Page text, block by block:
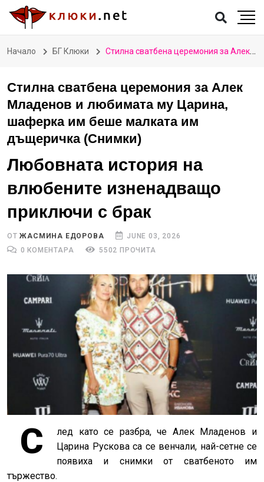
Начало БГ Клюки Стилна сватбена церемония за Алек Младенов и любимата му Царина, шаферка им беше малката им дъщеричка (Снимки)
Стилна сватбена церемония за Алек
Младенов и любимата му Царина,
шаферка им беше малката им
дъщеричка (Снимки)
Любовната история на
влюбените изненадващо
приключи с брак
ОТЖАСМИНА ЕДОРОВА
JUNE 03, 2026
0 КОМЕНТАРА
5502 ПРОЧИТА
С
лед като се разбра, че Алек Младенов и
Царина Рускова са се венчали, най-сетне се
появиха и снимки от сватбеното им
тържество.